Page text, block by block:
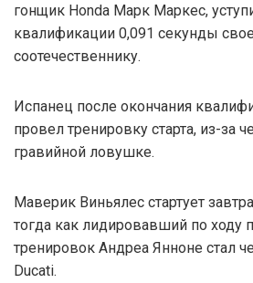
гонщик Honda Марк Маркес,
квалификации 0,091 секунды
соотечественнику.
Испанец после окончания
провел тренировку старта, из-за
гравийной ловушке.
Маверик Виньялес стартует
тогда как лидировавший по ходу
тренировок Андреа Янноне стал
Ducati.